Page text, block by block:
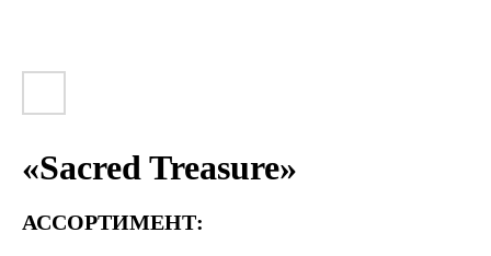
«Sacred Treasure»
АССОРТИМЕНТ: